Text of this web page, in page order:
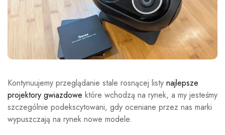
Kontynuujemy przeglądanie stale rosnącej listy najlepsze
projektory gwiazdowe które wchodzą na rynek, a my jesteśmy
szczególnie podekscytowani, gdy oceniane przez nas marki
wypuszczają na rynek nowe modele.